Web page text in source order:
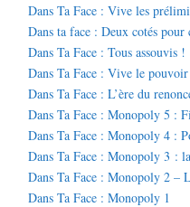
Dans Ta Face : Vive les
Dans ta face : Deux cotés pour
Dans Ta Face : Tous assouvis !
Dans Ta Face : Vive le pouvoir
Dans Ta Face : L’ère du
Dans Ta Face : Monopoly 5 :
Dans Ta Face : Monopoly 4 :
Dans Ta Face : Monopoly 3 :
Dans Ta Face : Monopoly 2 –
Dans Ta Face : Monopoly 1